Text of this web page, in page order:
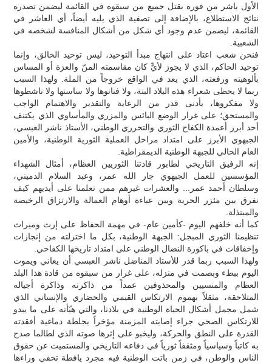
الأول باشر من فوره بقتل جميع من سبقوه في القائمة ليضمن تصدره
نتائج الاستطلاع، بالإضافة إلى تصفية الذي يليه أيضاً، أي العاشر في
القائمة، ليضمن عدم وجود أي شكل من أشكال المنافسة لشخصه في
الشعبية.
فنحن شعب اعتاد على انتهاج مبدأ التوحيد، ليس توحيد الخالق، وإنما
توحيد الحاكم، الذي لا يجوز لأيٍّ كان مقاسمته المنّ والعزة أو المساس
بألوهيته ورفعته، الذي يعد في الواقع خروجاً من الملة. ولهذا السبب
ربما لا يحظى شعراء هذه البلاد البتة، ولا فنانوها ولا ساستها ولا ناشطوها
ولا مفكروها، بأدنى قدر من الرعاية والتقدير والاهتمام الواجب
والمستحق؛ على غرار الوضع البائس والمزري والمأساوي الذي يكتنف
أحد أبرز أعمدة الكفاح الثوري والتحرري الوطني، الأستاذ ناشر العبسي،
الجبهوي الأبرز على امتداد مراحل العملية الثورية الوطنية، والأمين
العام الحالي للجبهة الوطنية الديمقراطية.
إنه الرفيق التاريخي لطابور قادتنا الثوريين العظام، أمثال الشهداء
المؤسسين للعمل الجبهوي جار الله عمر، وعبد السلام الدميني،
وسلطان أحمد عمر... والعشرات غيرهم ممن تعلمنا على أيديهم كيف
نفرق بين مئزر الحرية وبين عباءة أوهام العمالة والارتزاق الرخيصة
والمبتذلة.
كما أنه خلفهم اليوم -كأمين عام- في مهمة الحفاظ على إرث وميراث
تنظيمنا الثوري المبجل: الجبهة الوطنية، بكل ما اختزلته من إنجازات
وإخفاقات في باكورة النضال الوطني على امتداد تاريخها الكفاحي.
ولهذا السبب ربما قدر للأستاذ المناضل ناشر العبسي أن يعاني ويموت
اليوم ببطء وبصمت في منزله، على غرار من سبقوه من قادة هذا البلد
العظام والمنسيين والمحذوفين عمداً من ذاكرته وذاكرة أجياله
المتلاحقة، مثقلاً بهموم الارتكاس القيمي والحضاري والإنساني الذي
شمل مجمل أشكال الحياة الوطنية في بلادنا، والتي هيّأته على ما يبدو
للارتكاس الصحي جراء إصابته المزمنة مؤخراً بجلطة دماغية أفقدته
القدرة على النطق والحركة، وليخبو على إثرها صوته الذي لطالما صدح
به كاتباً وسياسياً ومثقفاً ثورياً في دفاعه التاريخي والمستميت عن حقوق
الناس والوطن، في زمن باتت الوطنية فيه مجرد يافطة تخفي وراءها